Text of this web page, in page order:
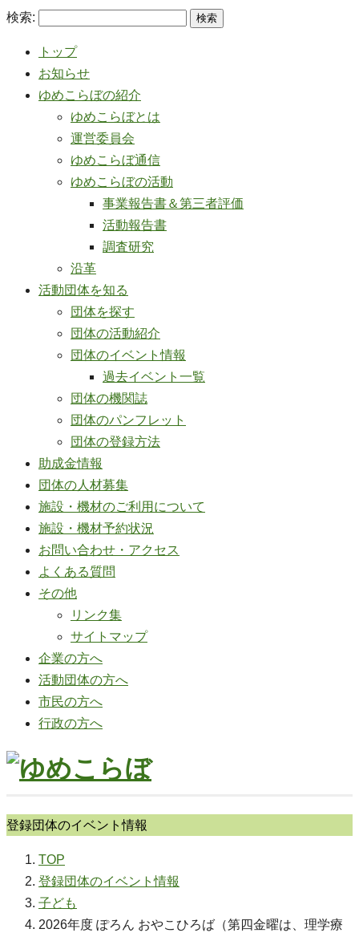
検索:
トップ
お知らせ
ゆめこらぼの紹介
ゆめこらぼとは
運営委員会
ゆめこらぼ通信
ゆめこらぼの活動
事業報告書＆第三者評価
活動報告書
調査研究
沿革
活動団体を知る
団体を探す
団体の活動紹介
団体のイベント情報
過去イベント一覧
団体の機関誌
団体のパンフレット
団体の登録方法
助成金情報
団体の人材募集
施設・機材のご利用について
施設・機材予約状況
お問い合わせ・アクセス
よくある質問
その他
リンク集
サイトマップ
企業の方へ
活動団体の方へ
市民の方へ
行政の方へ
登録団体のイベント情報
TOP
登録団体のイベント情報
子ども
2026年度 ぽろん おやこひろば（第四金曜は、理学療